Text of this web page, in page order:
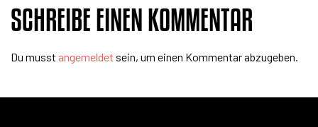
SCHREIBE EINEN KOMMENTAR
Du musst angemeldet sein, um einen Kommentar abzugeben.